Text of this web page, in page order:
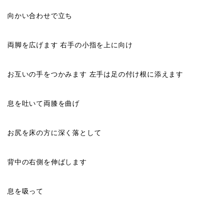
向かい合わせで立ち
両脚を広げます 右手の小指を上に向け
お互いの手をつかみます 左手は足の付け根に添えます
息を吐いて両膝を曲げ
お尻を床の方に深く落として
背中の右側を伸ばします
息を吸って